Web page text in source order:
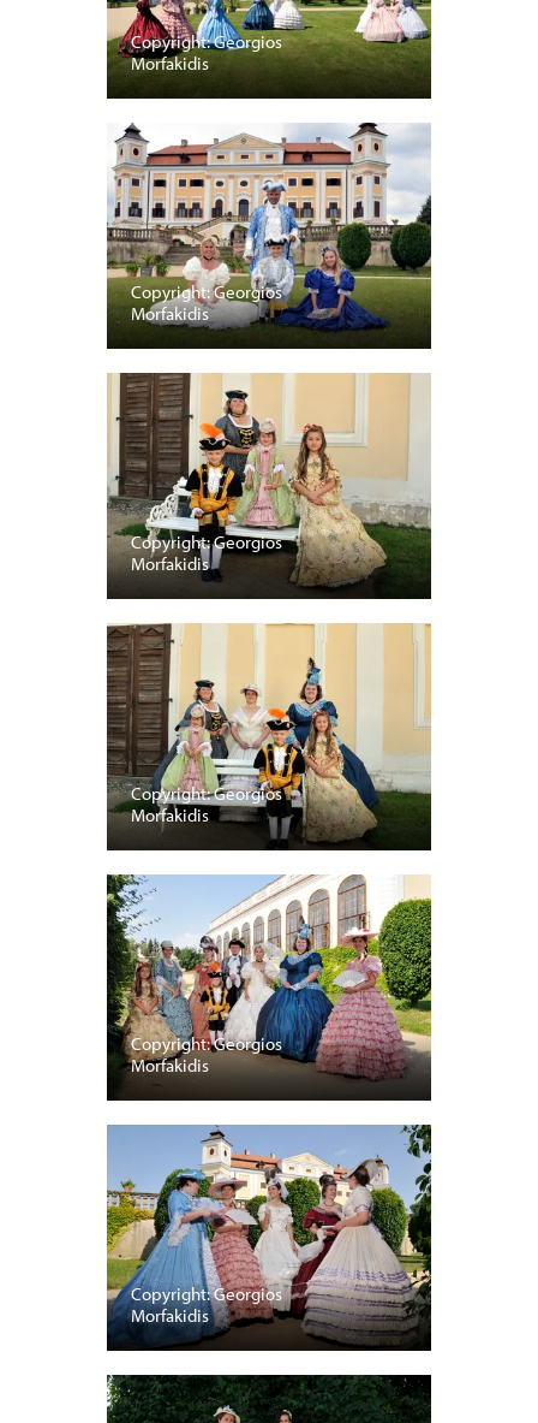
Copyright: Georgios
Morfakidis
Copyright: Georgios
Morfakidis
Copyright: Georgios
Morfakidis
Copyright: Georgios
Morfakidis
Copyright: Georgios
Morfakidis
Copyright: Georgios
Morfakidis